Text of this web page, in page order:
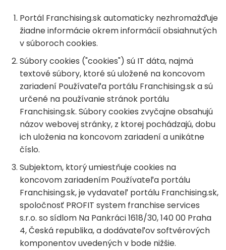
Portál Franchising.sk automaticky nezhromažďuje
žiadne informácie okrem informácií obsiahnutých
v súboroch cookies.
Súbory cookies ("cookies") sú IT dáta, najmä
textové súbory, ktoré sú uložené na koncovom
zariadení Používateľa portálu Franchising.sk a sú
určené na používanie stránok portálu
Franchising.sk. Súbory cookies zvyčajne obsahujú
názov webovej stránky, z ktorej pochádzajú, dobu
ich uloženia na koncovom zariadení a unikátne
číslo.
Subjektom, ktorý umiestňuje cookies na
koncovom zariadením Používateľa portálu
Franchising.sk, je vydavateľ portálu Franchising.sk,
spoločnosť PROFIT system franchise services
s.r.o. so sídlom Na Pankráci 1618/30, 140 00 Praha
4, Česká republika, a dodávateľov softvérových
komponentov uvedených v bode nižšie.